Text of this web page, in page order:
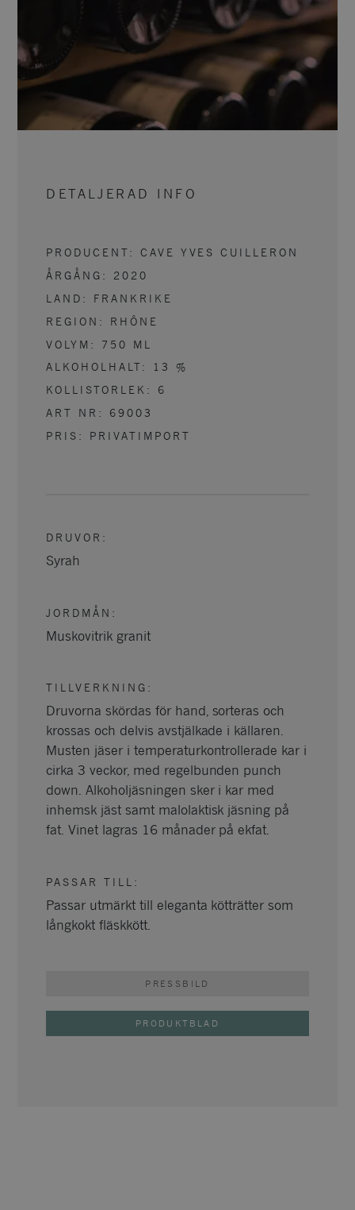
DETALJERAD INFO
PRODUCENT: CAVE YVES CUILLERON
ÅRGÅNG: 2020
LAND: FRANKRIKE
REGION: RHÔNE
VOLYM: 750
ML
ALKOHOLHALT:
13
%
KOLLISTORLEK: 6
ART NR: 69003
PRIS: PRIVATIMPORT
DRUVOR :
Syrah
JORDMÅN :
Muskovitrik granit
TILLVERKNING :
Druvorna skördas för hand, sorteras och
krossas och delvis avstjälkade i källaren.
Musten jäser i temperaturkontrollerade kar i
cirka 3 veckor, med regelbunden punch
down. Alkoholjäsningen sker i kar med
inhemsk jäst samt malolaktisk jäsning på
fat. Vinet lagras 16 månader på ekfat.
PASSAR TILL :
Passar utmärkt till eleganta kötträtter som
långkokt fläskkött.
PRESSBILD
PRODUKTBLAD